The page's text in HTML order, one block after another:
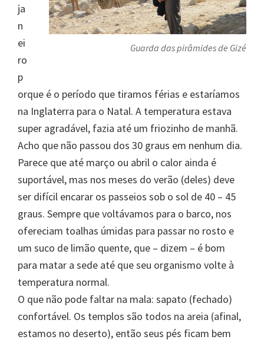
Guarda das pirâmides de Gizé
ja
n
ei
ro
p
orque é o período que tiramos férias e estaríamos
na Inglaterra para o Natal. A temperatura estava
super agradável, fazia até um friozinho de manhã.
Acho que não passou dos 30 graus em nenhum dia.
Parece que até março ou abril o calor ainda é
suportável, mas nos meses do verão (deles) deve
ser difícil encarar os passeios sob o sol de 40 – 45
graus. Sempre que voltávamos para o barco, nos
ofereciam toalhas úmidas para passar no rosto e
um suco de limão quente, que – dizem – é bom
para matar a sede até que seu organismo volte à
temperatura normal.
O que não pode faltar na mala: sapato (fechado)
confortável. Os templos são todos na areia (afinal,
estamos no deserto), então seus pés ficam bem